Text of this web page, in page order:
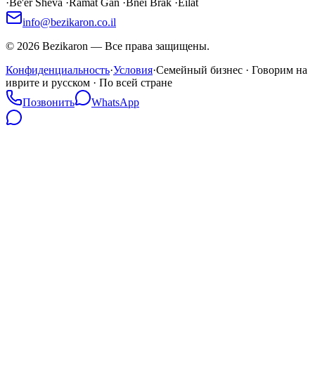
·Be'er Sheva ·Ramat Gan ·Bnei Brak ·Eilat
info@bezikaron.co.il
© 2026 Bezikaron — Все права защищены.
Конфиденциальность·Условия·Семейный бизнес · Говорим на
иврите и русском · По всей стране
Позвонить
WhatsApp